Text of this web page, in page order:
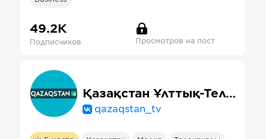
49.2К
Подписчиков Просмотров на пост
Қазақстан Ұлттық-Телеарнасы
qazaqstan_tv